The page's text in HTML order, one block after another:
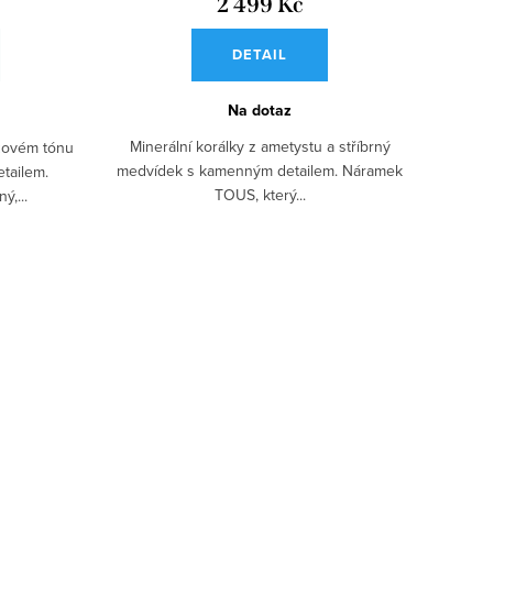
tónu
DETAIL
Na dotaz
Minerální korálky z ametystu a stříbrný
medvídek s kamenným detailem. Náramek
TOUS, který...